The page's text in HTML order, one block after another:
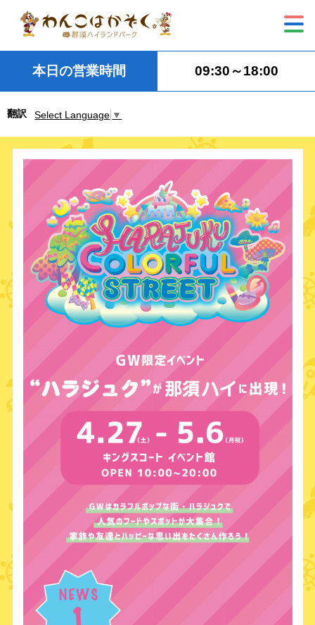
本日の営業時間 09:30～18:00
翻訳 Select Language ▼